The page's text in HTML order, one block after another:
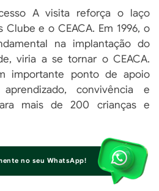
A visita reforça o laço
e o CEACA. Em 1996, o
na implantação do
viria a se tornar o CEACA.
importante ponto de apoio
convivência e
mais de 200 crianças e
no seu WhatsApp!